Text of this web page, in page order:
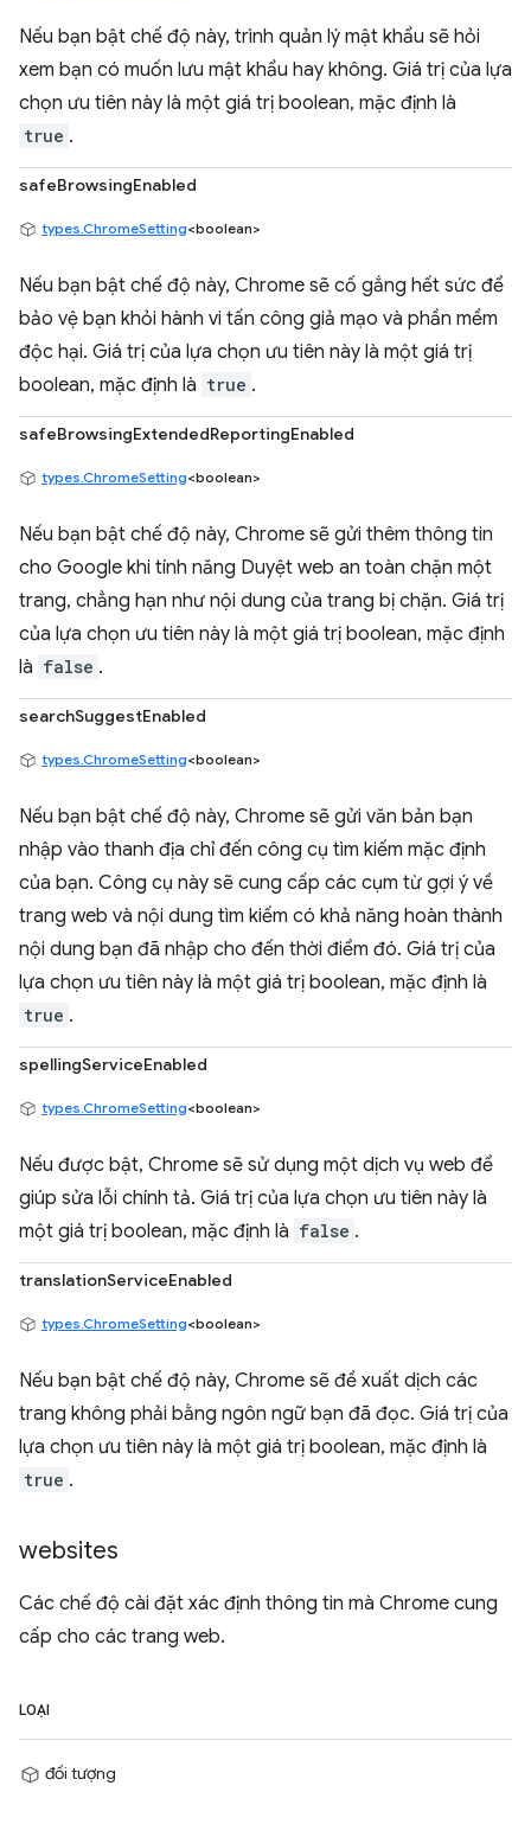
Nếu bạn bật chế độ này, trình quản lý mật khẩu sẽ hỏi
xem bạn có muốn lưu mật khẩu hay không. Giá trị của lựa
chọn ưu tiên này là một giá trị boolean, mặc định là
true .
safeBrowsingEnabled
types.ChromeSetting<boolean>
Nếu bạn bật chế độ này, Chrome sẽ cố gắng hết sức để
bảo vệ bạn khỏi hành vi tấn công giả mạo và phần mềm
độc hại. Giá trị của lựa chọn ưu tiên này là một giá trị
boolean, mặc định là true .
safeBrowsingExtendedReportingEnabled
types.ChromeSetting<boolean>
Nếu bạn bật chế độ này, Chrome sẽ gửi thêm thông tin
cho Google khi tính năng Duyệt web an toàn chặn một
trang, chẳng hạn như nội dung của trang bị chặn. Giá trị
của lựa chọn ưu tiên này là một giá trị boolean, mặc định
là false .
searchSuggestEnabled
types.ChromeSetting<boolean>
Nếu bạn bật chế độ này, Chrome sẽ gửi văn bản bạn
nhập vào thanh địa chỉ đến công cụ tìm kiếm mặc định
của bạn. Công cụ này sẽ cung cấp các cụm từ gợi ý về
trang web và nội dung tìm kiếm có khả năng hoàn thành
nội dung bạn đã nhập cho đến thời điểm đó. Giá trị của
lựa chọn ưu tiên này là một giá trị boolean, mặc định là
true .
spellingServiceEnabled
types.ChromeSetting<boolean>
Nếu được bật, Chrome sẽ sử dụng một dịch vụ web để
giúp sửa lỗi chính tả. Giá trị của lựa chọn ưu tiên này là
một giá trị boolean, mặc định là false .
translationServiceEnabled
types.ChromeSetting<boolean>
Nếu bạn bật chế độ này, Chrome sẽ đề xuất dịch các
trang không phải bằng ngôn ngữ bạn đã đọc. Giá trị của
lựa chọn ưu tiên này là một giá trị boolean, mặc định là
true .
websites
Các chế độ cài đặt xác định thông tin mà Chrome cung
cấp cho các trang web.
LOẠI
đối tượng